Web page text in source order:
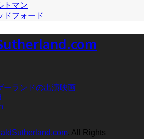
トマン
ドフォード
ーランドの出演映画
. All Rights